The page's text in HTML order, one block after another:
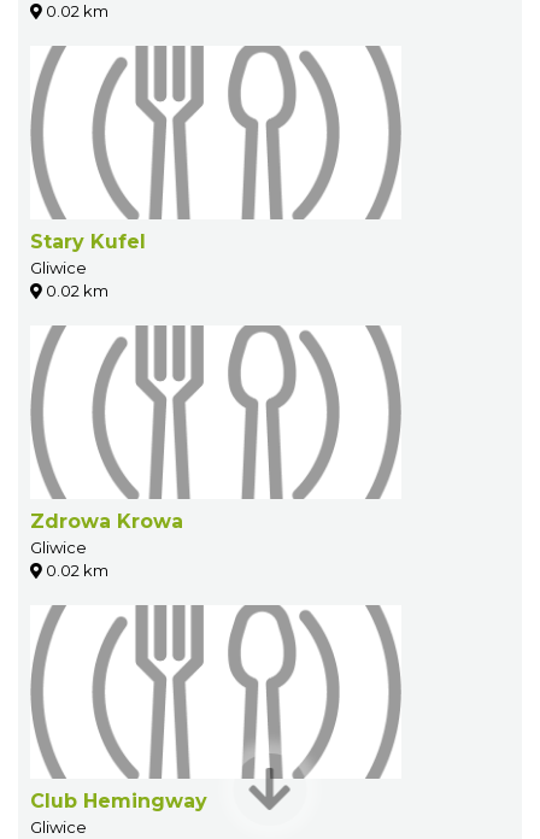
0.02 km
Stary Kufel
Gliwice
0.02 km
Zdrowa Krowa
Gliwice
0.02 km
Club Hemingway
Gliwice